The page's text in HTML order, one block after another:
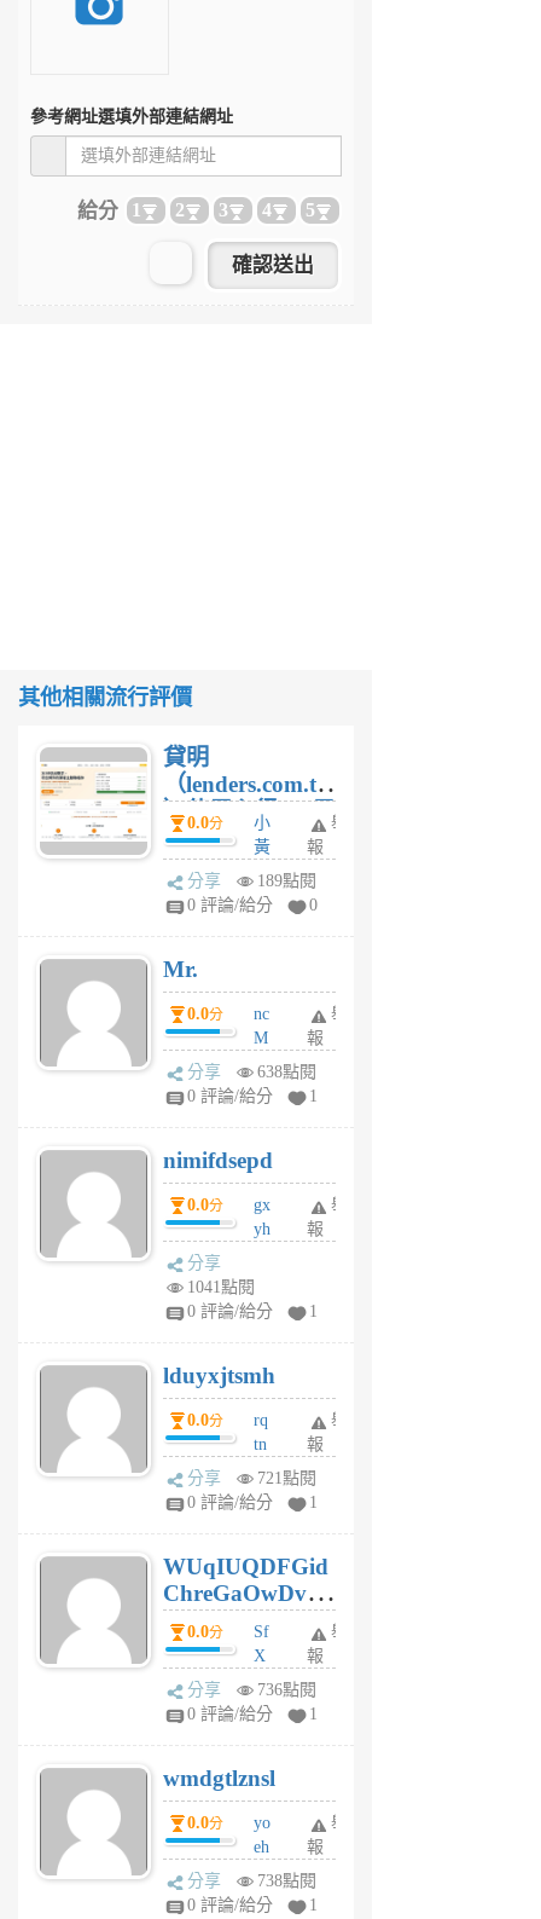
參考網址選填外部連結網址
給分 1 2 3 4 5
其他相關流行評價
貸明
（lenders.com.tw
）使用心得 — 民
間貸款比較平台
體驗
0.0分
小
黃
蜂
1
舉
報
分享
189點閱
0 評論/給分
0
Mr.
0.0分
nc
M
U
F
U
5
個
月
舉
報
分享
638點閱
0 評論/給分
1
nimifdsepd
0.0分
gx
yh
jl
月
前
舉
報
分享
1041點閱
0 評論/給分
1
lduyxjtsmh
0.0分
rq
tn
jt
gl
個
月
前
舉
報
分享
721點閱
0 評論/給分
1
WUqIUQDFGid
ChreGaOwDv
dY0.0分
Sf
X
Pe
Jc
R
P
m
v
A
V
舉
報
分享
736點閱
0 評論/給分
1
wmdgtlznsl
0.0分
yo
eh
ld
gy
舉
報
分享
738點閱
0 評論/給分
1